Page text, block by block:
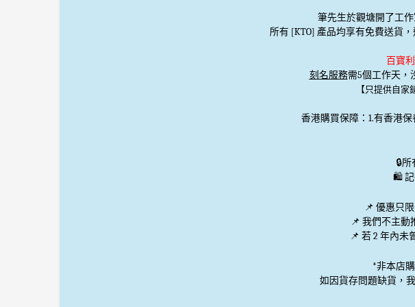
筆先生於觀塘開了工
所有 [KTO] 產品均享有免費送貨
百寶
刻名服務需5個工作天，
【只提供自家
香港購買保障：1.有香港
🔒所
🛍️ 記
📌 優惠只
📌 我們不主動
📌 若 2 年內未
*非本店
如因貨存問題缺貨，